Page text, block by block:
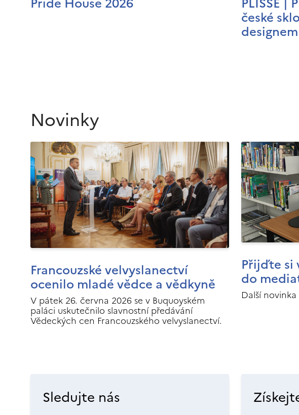
české
designem
Novinky
Francouzské velvyslanectví
ocenilo mladé vědce a vědkyně
V pátek 26. června 2026 se v Buquoyském
paláci uskutečnilo slavnostní předávání
Vědeckých cen Francouzského velvyslanectví.
Přijďte si
do
Další
Sledujte nás